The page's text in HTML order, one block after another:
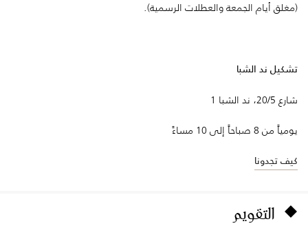
(مغلق أيام الجمعة والعطلات الرسمية).
تشكيل ند الشبا
شارع 20/5، ند الشبا 1
يومياً من 8 صباحاً إلى 10 مساءً
كيف تجدونا
التقويم